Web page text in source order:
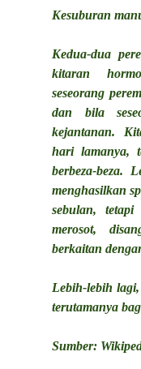
Kesuburan
Kedua-dua
kitaran
seseorang
dan bila
kejantanan.
hari lamanya,
berbeza-beza.
menghasilkan
sebulan, tetapi
merosot,
berkaitan
Lebih-lebih
terutamanya
Sumber: